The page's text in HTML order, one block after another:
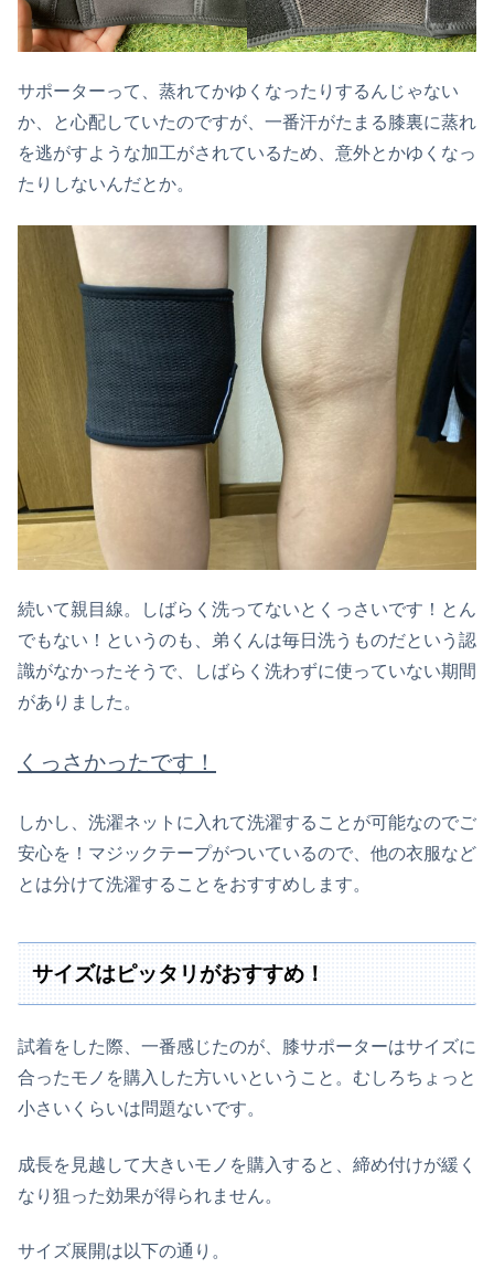
サポーターって、蒸れてかゆくなったりするんじゃない
か、と心配していたのですが、一番汗がたまる膝裏に蒸れ
を逃がすような加工がされているため、意外とかゆくなっ
たりしないんだとか。
続いて親目線。しばらく洗ってないとくっさいです！とん
でもない！というのも、弟くんは毎日洗うものだという認
識がなかったそうで、しばらく洗わずに使っていない期間
がありました。
くっさかったです！
しかし、洗濯ネットに入れて洗濯することが可能なのでご
安心を！マジックテープがついているので、他の衣服など
とは分けて洗濯することをおすすめします。
サイズはピッタリがおすすめ！
試着をした際、一番感じたのが、膝サポーターはサイズに
合ったモノを購入した方いいということ。むしろちょっと
小さいくらいは問題ないです。
成長を見越して大きいモノを購入すると、締め付けが緩く
なり狙った効果が得られません。
サイズ展開は以下の通り。